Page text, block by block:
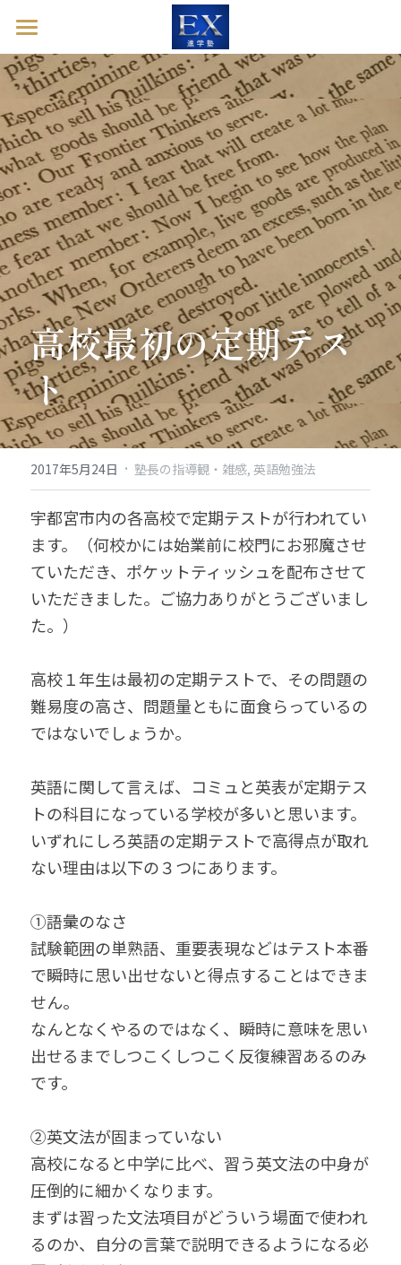
ホーム
英語診断ドック
進学塾EXとは
塾長ブログ
お問い合わせ
英語診断ドックを予約する
高校最初の定期テス
ト
2017年5月24日 · 塾長の指導観・雑感, 英語勉強法
宇都宮市内の各高校で定期テストが行われてい
ます。（何校かには始業前に校門にお邪魔させ
ていただき、ポケットティッシュを配布させて
いただきました。ご協力ありがとうございまし
た。）
高校１年生は最初の定期テストで、その問題の
難易度の高さ、問題量ともに面食らっているの
ではないでしょうか。
英語に関して言えば、コミュと英表が定期テス
トの科目になっている学校が多いと思います。
いずれにしろ英語の定期テストで高得点が取れ
ない理由は以下の３つにあります。
①語彙のなさ
試験範囲の単熟語、重要表現などはテスト本番
で瞬時に思い出せないと得点することはできま
せん。
なんとなくやるのではなく、瞬時に意味を思い
出せるまでしつこくしつこく反復練習あるのみ
です。
②英文法が固まっていない
高校になると中学に比べ、習う英文法の中身が
圧倒的に細かくなります。
まずは習った文法項目がどういう場面で使われ
るのか、自分の言葉で説明できるようになる必